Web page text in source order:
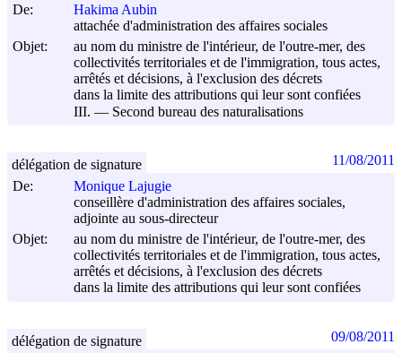
De:
Hakima Aubin
attachée d'administration des affaires sociales
Objet:
au nom du ministre de l'intérieur, de l'outre-mer, des
collectivités territoriales et de l'immigration, tous actes,
arrêtés et décisions, à l'exclusion des décrets
dans la limite des attributions qui leur sont confiées
III. ― Second bureau des naturalisations
De:
Monique Lajugie
conseillère d'administration des affaires sociales,
adjointe au sous-directeur
Objet:
au nom du ministre de l'intérieur, de l'outre-mer, des
collectivités territoriales et de l'immigration, tous actes,
arrêtés et décisions, à l'exclusion des décrets
dans la limite des attributions qui leur sont confiées
délégation de signature 11/08/2011
délégation de signature 09/08/2011